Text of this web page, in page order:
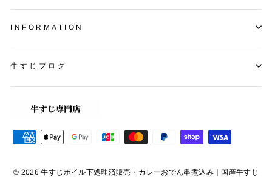
INFORMATION
牛すじブログ
© 2026 牛すじボイル下処理済販売・カレーおでん串煮込み｜国産牛すじ